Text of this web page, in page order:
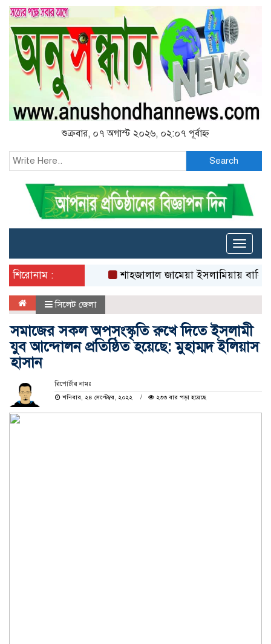
শুক্রবার, ০৭ অগাস্ট ২০২৬, ০২:০৭ পূর্বাহ্ন
Search
Toggle
শিরোনাম :
শাহজালাল জামেয়া ইসলামিয়ায় বার্ষিক
সিলেট জেলা
সমাজের সকল অপসংস্কৃতি রুখে দিতে ইসলামী
যুব আন্দোলন প্রতিষ্ঠিত হয়েছে: মুহাম্মদ ইলিয়াস
হাসান
রিপোর্টার নামঃ
শনিবার, ২৪ সেপ্টেম্বর, ২০২২
২৩৩ বার পড়া হয়েছে